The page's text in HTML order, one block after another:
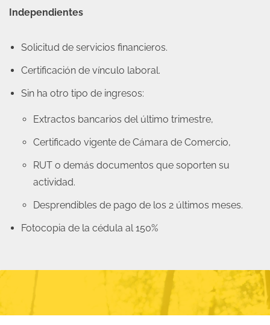
Independientes
Solicitud de servicios financieros.
Certificación de vínculo laboral.
Sin ha otro tipo de ingresos:
Extractos bancarios del último trimestre,
Certificado vigente de Cámara de Comercio,
RUT o demás documentos que soporten su
actividad.
Desprendibles de pago de los 2 últimos meses.
Fotocopia de la cédula al 150%